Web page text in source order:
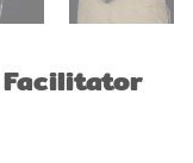
Facilitator